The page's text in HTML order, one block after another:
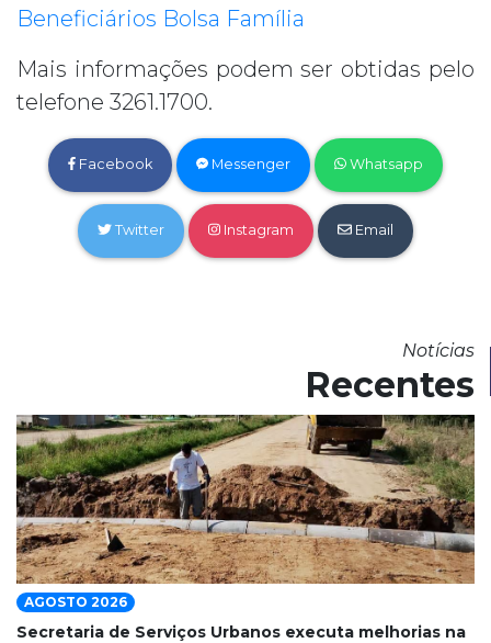
Beneficiários Bolsa Família
Mais informações podem ser obtidas pelo
telefone 3261.1700.
Facebook Messenger Whatsapp
Twitter Instagram Email
Notícias
Recentes
AGOSTO 2026
Secretaria de Serviços Urbanos executa melhorias na